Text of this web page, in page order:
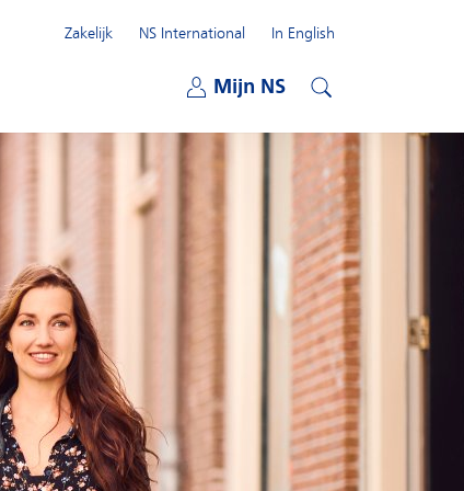
Mijn NS
Zakelijk
NS International
In English